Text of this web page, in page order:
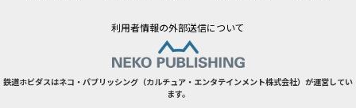
利用者情報の外部送信について
鉄道ホビダスはネコ・パブリッシング（カルチュア・エンタテインメント株式会社）が運営してい
ます。